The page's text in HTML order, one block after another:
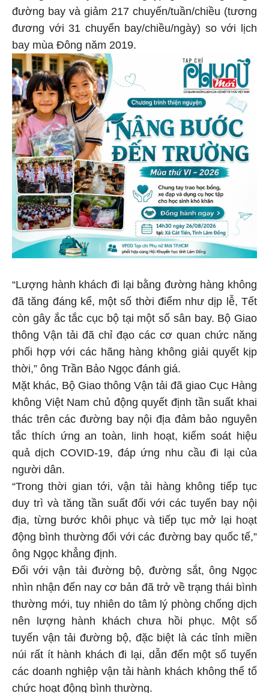
đường bay và giảm 217 chuyến/tuần/chiều (tương
đương với 31 chuyến bay/chiều/ngày) so với lịch
bay mùa Đông năm 2019.
“Lượng hành khách đi lại bằng đường hàng không
đã tăng đáng kể, một số thời điểm như dịp lễ, Tết
còn gây ắc tắc cục bộ tại một số sân bay. Bộ Giao
thông Vận tải đã chỉ đạo các cơ quan chức năng
phối hợp với các hãng hàng không giải quyết kịp
thời,” ông Trần Bảo Ngọc đánh giá.
Mặt khác, Bộ Giao thông Vận tải đã giao Cục Hàng
không Việt Nam chủ động quyết định tần suất khai
thác trên các đường bay nội địa đảm bảo nguyên
tắc thích ứng an toàn, linh hoạt, kiểm soát hiệu
quả dịch COVID-19, đáp ứng nhu cầu đi lại của
người dân.
“Trong thời gian tới, vận tải hàng không tiếp tục
duy trì và tăng tần suất đối với các tuyến bay nội
địa, từng bước khôi phục và tiếp tục mở lại hoạt
động bình thường đối với các đường bay quốc tế,”
ông Ngọc khẳng định.
Đối với vận tải đường bộ, đường sắt, ông Ngọc
nhìn nhận đến nay cơ bản đã trở về trạng thái bình
thường mới, tuy nhiên do tâm lý phòng chống dịch
nên lượng hành khách chưa hồi phục. Một số
tuyến vận tải đường bộ, đặc biệt là các tỉnh miền
núi rất ít hành khách đi lại, dẫn đến một số tuyến
các doanh nghiệp vận tải hành khách không thể tổ
chức hoạt động bình thường.